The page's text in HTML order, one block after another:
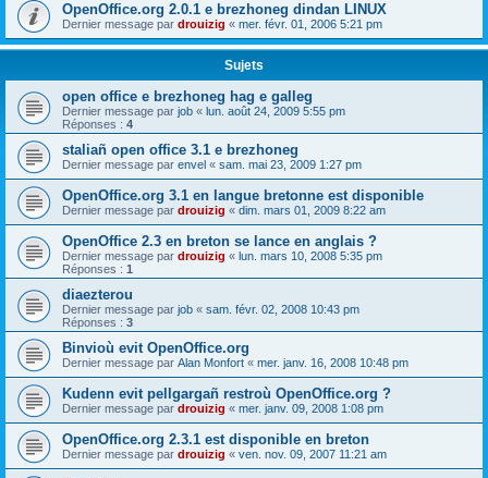
OpenOffice.org 2.0.1 e brezhoneg dindan LINUX
Dernier message par drouizig « mer. févr. 01, 2006 5:21 pm
Sujets
open office e brezhoneg hag e galleg
Dernier message par job « lun. août 24, 2009 5:55 pm
Réponses : 4
staliañ open office 3.1 e brezhoneg
Dernier message par envel « sam. mai 23, 2009 1:27 pm
OpenOffice.org 3.1 en langue bretonne est disponible
Dernier message par drouizig « dim. mars 01, 2009 8:22 am
OpenOffice 2.3 en breton se lance en anglais ?
Dernier message par drouizig « lun. mars 10, 2008 5:35 pm
Réponses : 1
diaezterou
Dernier message par job « sam. févr. 02, 2008 10:43 pm
Réponses : 3
Binvioù evit OpenOffice.org
Dernier message par Alan Monfort « mer. janv. 16, 2008 10:48 pm
Kudenn evit pellgargañ restroù OpenOffice.org ?
Dernier message par drouizig « mer. janv. 09, 2008 1:08 pm
OpenOffice.org 2.3.1 est disponible en breton
Dernier message par drouizig « ven. nov. 09, 2007 11:21 am